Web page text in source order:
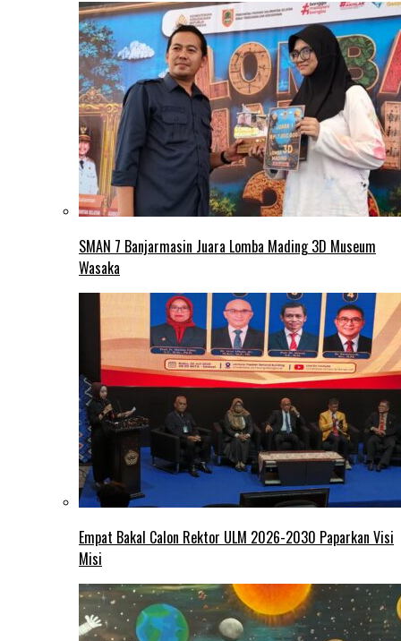
SMAN 7 Banjarmasin Juara Lomba Mading 3D Museum
Wasaka
Empat Bakal Calon Rektor ULM 2026-2030 Paparkan Visi
Misi